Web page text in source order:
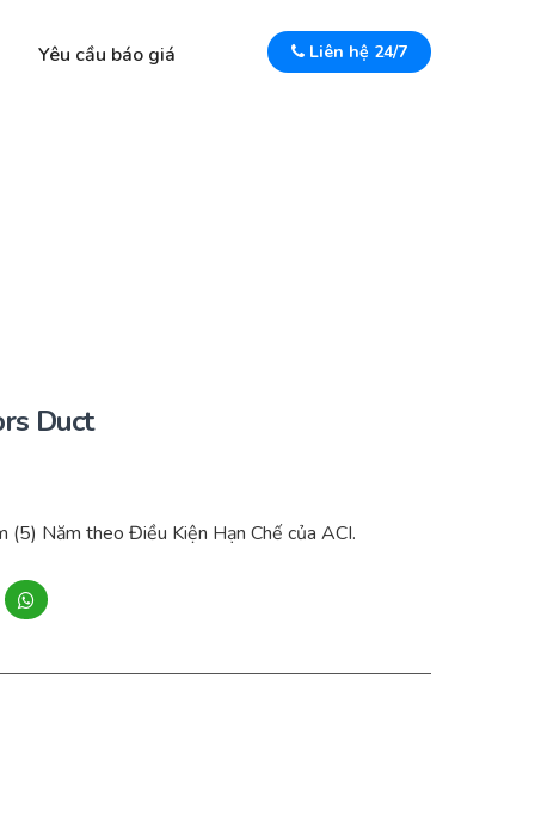
Yêu cầu báo giá Liên hệ 24/7
Duct
(5) Năm theo Điều Kiện Hạn Chế của ACI.